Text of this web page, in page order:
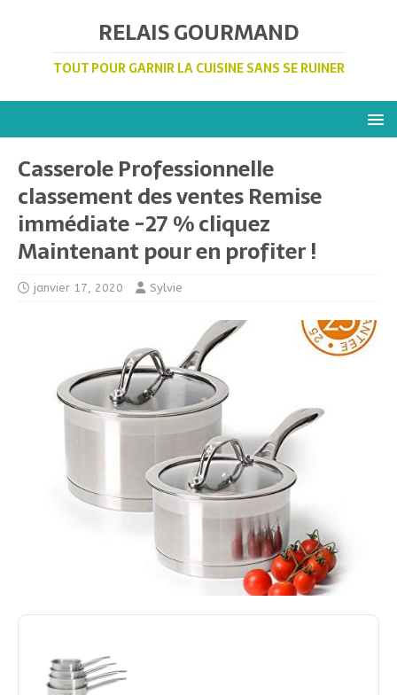
RELAIS GOURMAND
TOUT POUR GARNIR LA CUISINE SANS SE RUINER
Casserole Professionnelle
classement des ventes Remise
immédiate -27 % cliquez
Maintenant pour en profiter !
janvier 17, 2020 Sylvie